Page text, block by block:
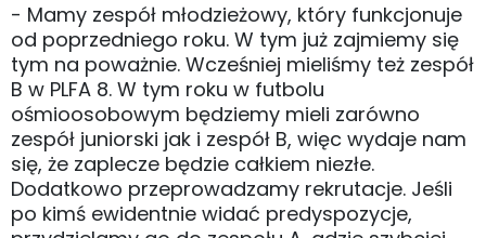
- Mamy zespół młodzieżowy, który funkcjonuje
od poprzedniego roku. W tym już zajmiemy się
tym na poważnie. Wcześniej mieliśmy też zespół
B w PLFA 8. W tym roku w futbolu
ośmioosobowym będziemy mieli zarówno
zespół juniorski jak i zespół B, więc wydaje nam
się, że zaplecze będzie całkiem niezłe.
Dodatkowo przeprowadzamy rekrutacje. Jeśli
po kimś ewidentnie widać predyspozycje,